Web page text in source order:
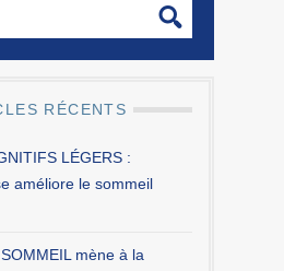
RÉCENTS
LÉGERS :
améliore le sommeil
mène à la